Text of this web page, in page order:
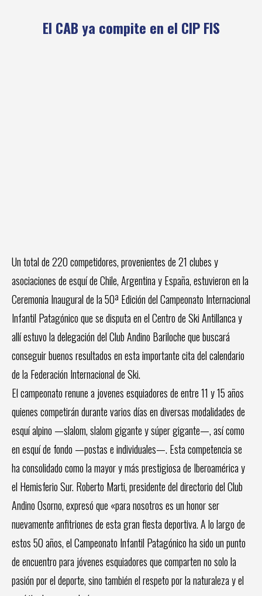
El CAB ya compite en el CIP FIS
Un total de 220 competidores, provenientes de 21 clubes y
asociaciones de esquí de Chile, Argentina y España, estuvieron en la
Ceremonia Inaugural de la 50ª Edición del Campeonato Internacional
Infantil Patagónico que se disputa en el Centro de Ski Antillanca y
allí estuvo la delegación del Club Andino Bariloche que buscará
conseguir buenos resultados en esta importante cita del calendario
de la Federación Internacional de Ski.
El campeonato renune a jovenes esquiadores de entre 11 y 15 años
quienes competirán durante varios días en diversas modalidades de
esquí alpino —slalom, slalom gigante y súper gigante—, así como
en esquí de fondo —postas e individuales—. Esta competencia se
ha consolidado como la mayor y más prestigiosa de Iberoamérica y
el Hemisferio Sur. Roberto Marti, presidente del directorio del Club
Andino Osorno, expresó que «para nosotros es un honor ser
nuevamente anfitriones de esta gran fiesta deportiva. A lo largo de
estos 50 años, el Campeonato Infantil Patagónico ha sido un punto
de encuentro para jóvenes esquiadores que comparten no solo la
pasión por el deporte, sino también el respeto por la naturaleza y el